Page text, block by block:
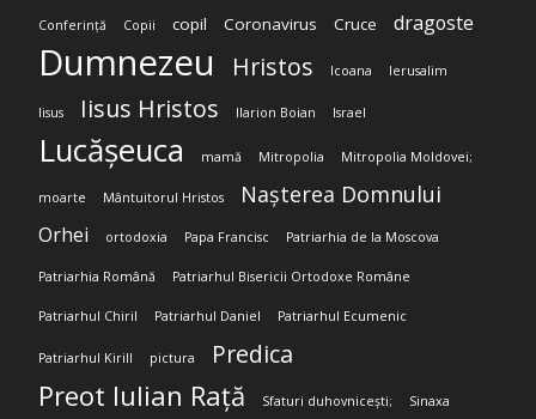
Conferință Copii copil Coronavirus Cruce dragoste
Dumnezeu Hristos Icoana Ierusalim
Iisus Iisus Hristos Ilarion Boian Israel
Lucășeuca mamă Mitropolia Mitropolia Moldovei;
moarte Mântuitorul Hristos Nașterea Domnului
Orhei ortodoxia Papa Francisc Patriarhia de la Moscova
Patriarhia Română Patriarhul Bisericii Ortodoxe Române
Patriarhul Chiril Patriarhul Daniel Patriarhul Ecumenic
Patriarhul Kirill pictura Predica
Preot Iulian Rață Sfaturi duhovnicești; Sinaxa